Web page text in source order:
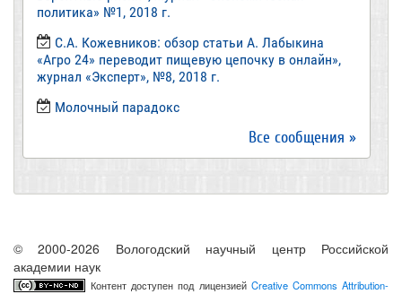
политика» №1, 2018 г.
С.А. Кожевников: обзор статьи А. Лабыкина
«Агро 24» переводит пищевую цепочку в онлайн»,
журнал «Эксперт», №8, 2018 г.
Молочный парадокс
Все сообщения »
© 2000-2026 Вологодский научный центр Российской
академии наук
Контент доступен под лицензией Creative Commons Attribution-